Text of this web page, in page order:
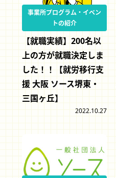
事業所プログラム・イベン
トの紹介
【就職実績】200名以
上の方が就職決定しま
した！！【就労移行支
援 大阪 ソース堺東・
三国ヶ丘】
2022.10.27